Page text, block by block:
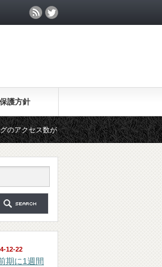
護方針
月間25万PV、公開記事数が2000記事を突破し
する秘訣」は、2018年6月に総読者数が4万
12-22
期に1週間